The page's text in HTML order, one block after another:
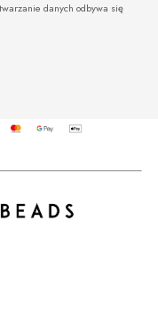
danych odbywa się